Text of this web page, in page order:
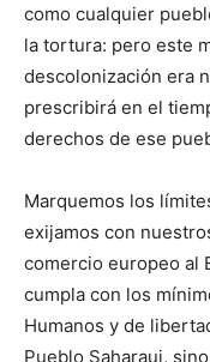
como cualquier
la tortura: pero este
descolonización era
prescribirá en el
derechos de ese
Marquemos los
exijamos con
comercio europeo al
cumpla con los
Humanos y de
Pueblo Saharaui,